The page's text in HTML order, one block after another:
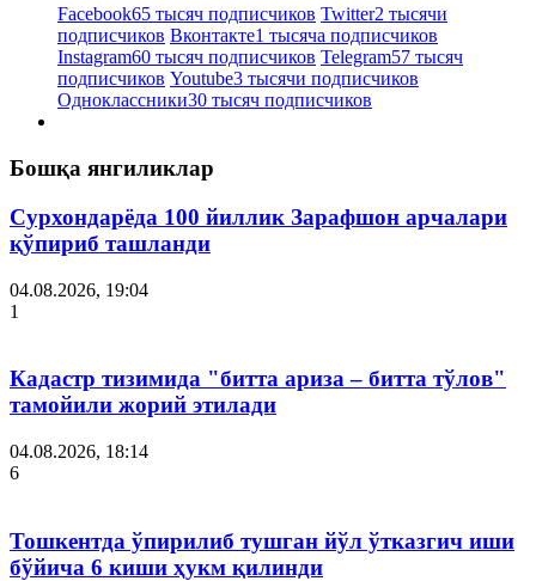
Facebook65 тысяч подписчиков Twitter2 тысячи
подписчиков Вконтакте1 тысяча подписчиков
Instagram60 тысяч подписчиков Telegram57 тысяч
подписчиков Youtube3 тысячи подписчиков
Одноклассники30 тысяч подписчиков
Бошқа янгиликлар
Сурхондарёда 100 йиллик Зарафшон арчалари
қўпириб ташланди
04.08.2026, 19:04
1
Кадастр тизимида "битта ариза – битта тўлов"
тамойили жорий этилади
04.08.2026, 18:14
6
Тошкентда ўпирилиб тушган йўл ўтказгич иши
бўйича 6 киши ҳукм қилинди